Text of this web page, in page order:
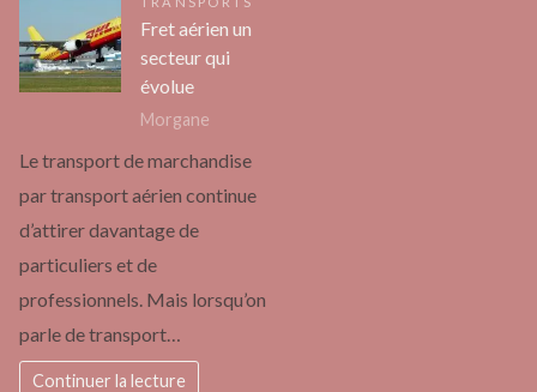
Fret aérien un
secteur qui
évolue
Morgane
Le transport de marchandise
par transport aérien continue
d’attirer davantage de
particuliers et de
professionnels. Mais lorsqu’on
parle de transport…
Continuer la lecture